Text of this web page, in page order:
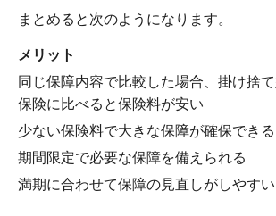
まとめると次のようになります。
メリット
同じ保障内容で比較した場合、掛け捨
保険に比べると保険料が安い
少ない保険料で大きな保障が確保できる
期間限定で必要な保障を備えられる
満期に合わせて保障の見直しがしやすい